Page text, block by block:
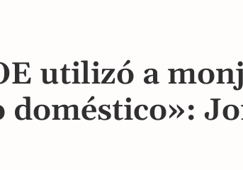
utilizó a
doméstico»: